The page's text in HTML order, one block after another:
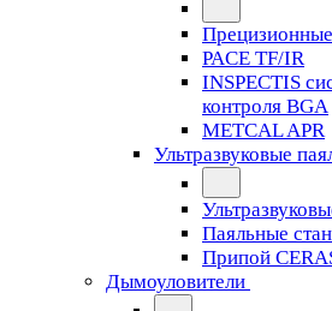
PACE TF/IR
INSPECTIS
контроля BGA
METCAL APR
Ультразвуковые
Паяльные
Припой
Дымоуловители